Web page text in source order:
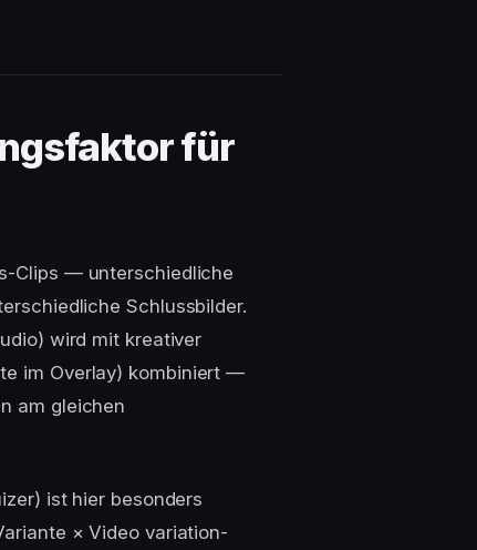
für
Clips — unterschiedliche
Schlussbilder.
wird mit kreativer
im Overlay) kombiniert —
am gleichen
ist hier besonders
× Video variation-